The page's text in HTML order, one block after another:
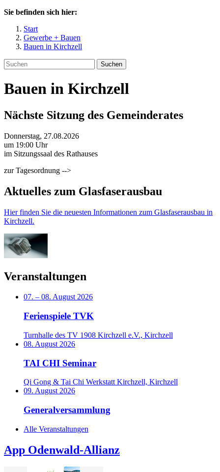
Sie befinden sich hier:
Start
Gewerbe + Bauen
Bauen in Kirchzell
Suchen
Bauen in Kirchzell
Nächste Sitzung des Gemeinderates
Donnerstag, 27.08.2026
um 19:00 Uhr
im Sitzungssaal des Rathauses
zur Tagesordnung -->
Aktuelles zum Glasfaserausbau
Hier finden Sie die neuesten Informationen zum Glasfaserausbau in
Kirchzell.
Veranstaltungen
07. – 08. August 2026
Ferienspiele TVK
Turnhalle des TV 1908 Kirchzell e.V., Kirchzell
08. August 2026
TAI CHI Seminar
Qi Gong & Tai Chi Werkstatt Kirchzell, Kirchzell
09. August 2026
Generalversammlung
Alle Veranstaltungen
App Odenwald-Allianz